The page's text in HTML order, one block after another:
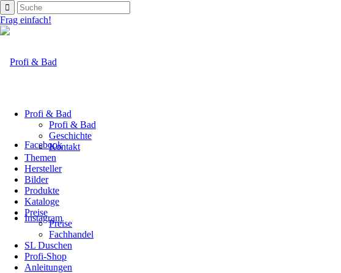
Frag einfach!
Facebook
Instagram
Profi & Bad
Profi & Bad
Geschichte
Kontakt
Themen
Hersteller
Bilder
Produkte
Kataloge
Preise
Preise
Fachhandel
SL Duschen
Profi-Shop
Anleitungen